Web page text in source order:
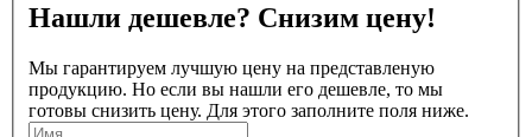
Нашли дешевле? Снизим цену!
Мы гарантируем лучшую цену на представленую
продукцию. Но если вы нашли его дешевле, то мы
готовы снизить цену. Для этого заполните поля ниже.